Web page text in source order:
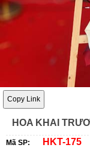
Copy Link
HOA KHAI
Mã SP: HKT-175